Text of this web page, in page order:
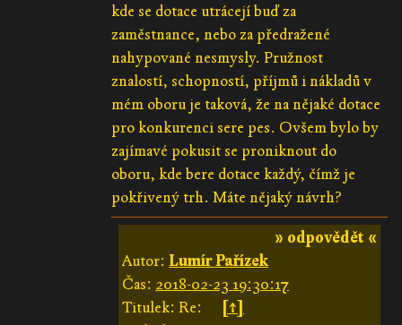
kde se dotace utrácejí buď za
zaměstnance, nebo za předražené
nahypované nesmysly. Pružnost
znalostí, schopností, příjmů i nákladů v
mém oboru je taková, že na nějaké dotace
pro konkurenci sere pes. Ovšem bylo by
zajímavé pokusit se proniknout do
oboru, kde bere dotace každý, čímž je
pokřivený trh. Máte nějaký návrh?
» odpovědět «
Autor:Lumír Pařízek
Čas: 2018-02-23 19:30:17
Titulek: Re:
[↑]